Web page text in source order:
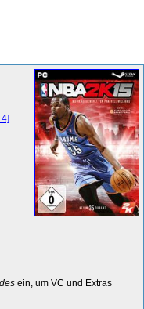
ein, um VC und Extras